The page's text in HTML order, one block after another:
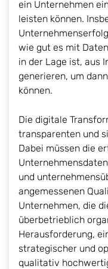
ein Unternehmen
leisten können.
wie gut es mit
in der Lage ist, aus
generieren, um
können.
Die digitale
transparenten und
Dabei müssen die
und
angemessenen
Unternehmen, die
überbetrieblich
Herausforderung,
strategischer und
qualitativ